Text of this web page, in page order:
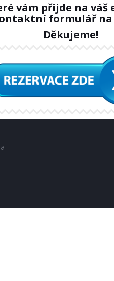
vám přijde na
formulář na
Děkujeme!